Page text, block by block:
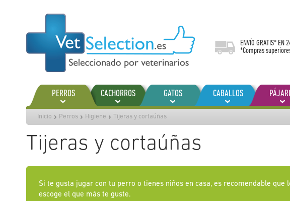
contenido
ENVÍO GRATIS* EN
*Compras
PERROS CACHORROS GATOS CABALLOS
Inicio Perros Higiene Tijeras y cortaúñas
Tijeras y cortaúñas
Si te gusta jugar con tu perro o tienes niños en casa, es recomendable
escoge el que más te guste.